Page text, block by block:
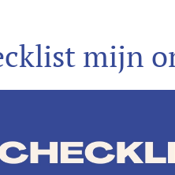
mijn